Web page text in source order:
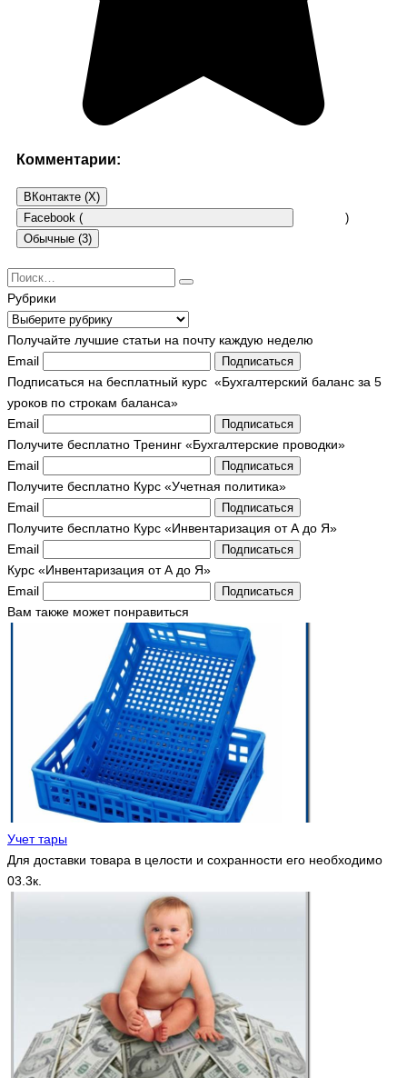
Комментарии:
ВКонтакте (X)
Facebook (
)
Обычные (3)
Комментарии закрыты.
Галина 03.06.2012 в 22:05
Очень удобные таблички для расчета отпускных, многим
будут полезны.
Зоя 04.06.2012 в 12:55
Было бы неплохо, если бухгалтера знакомили с этой
информацией работников, тогда меньше возникало бы
вопросов.
Эльза Галиева 21.04.2013 в 12:26
Эти таблицы должны быть настольной книгой у бухгалтера.
Search
for:
Рубрики
Рубрики
Получайте лучшие статьи на почту каждую неделю
Email
Подписаться
Подписаться на бесплатный курс «Бухгалтерский баланс за 5
уроков по строкам баланса»
Email
Подписаться
Получите бесплатно Тренинг «Бухгалтерские проводки»
Email
Подписаться
Получите бесплатно Курс «Учетная политика»
Email
Подписаться
Получите бесплатно Курс «Инвентаризация от А до Я»
Email
Подписаться
Курс «Инвентаризация от А до Я»
Email
Подписаться
Вам также может понравиться
Учет тары
Для доставки товара в целости и сохранности его необходимо
03.3к.